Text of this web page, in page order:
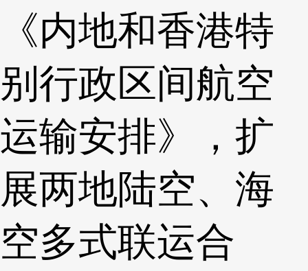
《内地和香港特
别行政区间航空
运输安排》，扩
展两地陆空、海
空多式联运合